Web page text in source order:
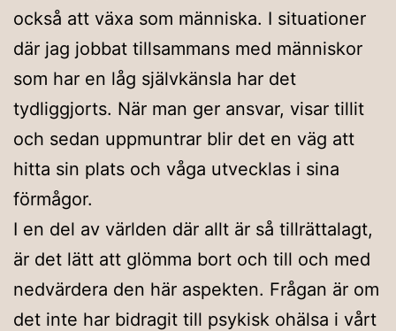
också att växa som människa. I situationer
där jag jobbat tillsammans med människor
som har en låg självkänsla har det
tydliggjorts. När man ger ansvar, visar tillit
och sedan uppmuntrar blir det en väg att
hitta sin plats och våga utvecklas i sina
förmågor.
I en del av världen där allt är så tillrättalagt,
är det lätt att glömma bort och till och med
nedvärdera den här aspekten. Frågan är om
det inte har bidragit till psykisk ohälsa i vårt